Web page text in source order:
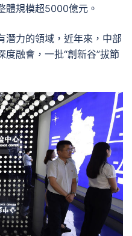
體規模超5000億元。
潛力的領域，近年來，中部
融會，一批“創新谷”拔節